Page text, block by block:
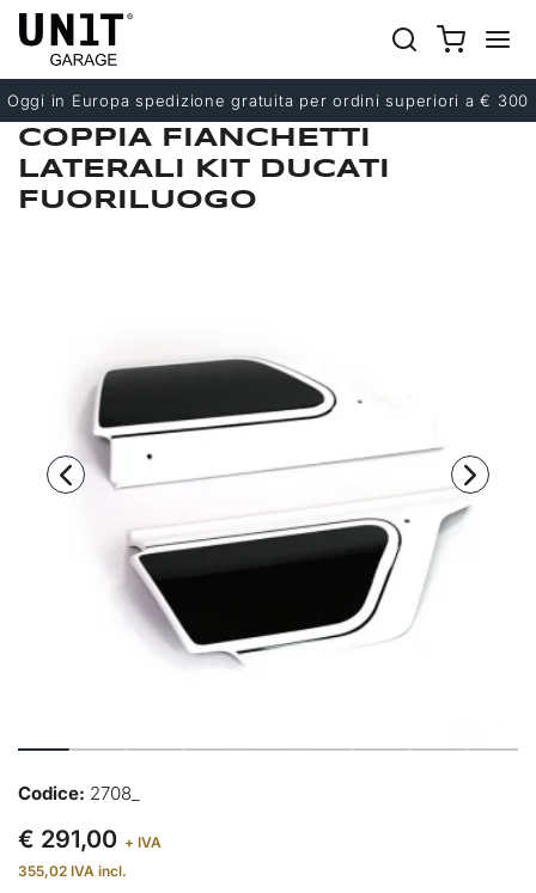
Oggi in Europa spedizione gratuita per ordini superiori a € 300
Precedente
Successivo
COPPIA FIANCHETTI
LATERALI KIT DUCATI
FUORILUOGO
Codice: 2708_
€ 291,00 + IVA
355,02 IVA incl.